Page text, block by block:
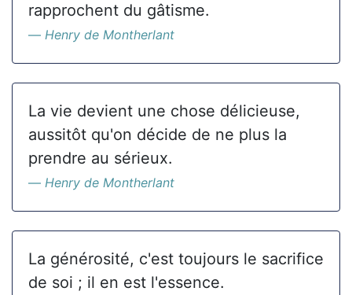
rapprochent du gâtisme.
Henry de Montherlant
La vie devient une chose délicieuse,
aussitôt qu'on décide de ne plus la
prendre au sérieux.
Henry de Montherlant
La générosité, c'est toujours le sacrifice
de soi ; il en est l'essence.